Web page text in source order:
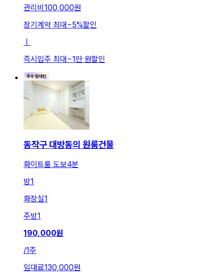
관리비 100,000원
장기계약 최대~5%할인
ㅣ
즉시입주 최대~1만 원할인
동작구 대방동의 원룸건물
화이트룸 도보4분
방1
화장실1
주방1
190,000원
/1주
임대료130,000원